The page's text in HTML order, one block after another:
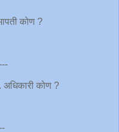
कोण ?
अधिकारी कोण ?